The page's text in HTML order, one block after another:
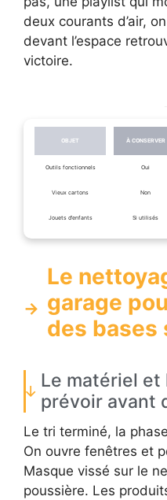
deux courants d’air,
devant l’espace
victoire.
OBJET À CONSERVER
Outils fonctionnels Oui
Vieux cartons Non
Jouets d’enfants Si utilisés
Le
garage
des bases
Le matériel et
prévoir avant
Le tri terminé, la
On ouvre fenêtres et
Masque vissé sur le
poussière. Les